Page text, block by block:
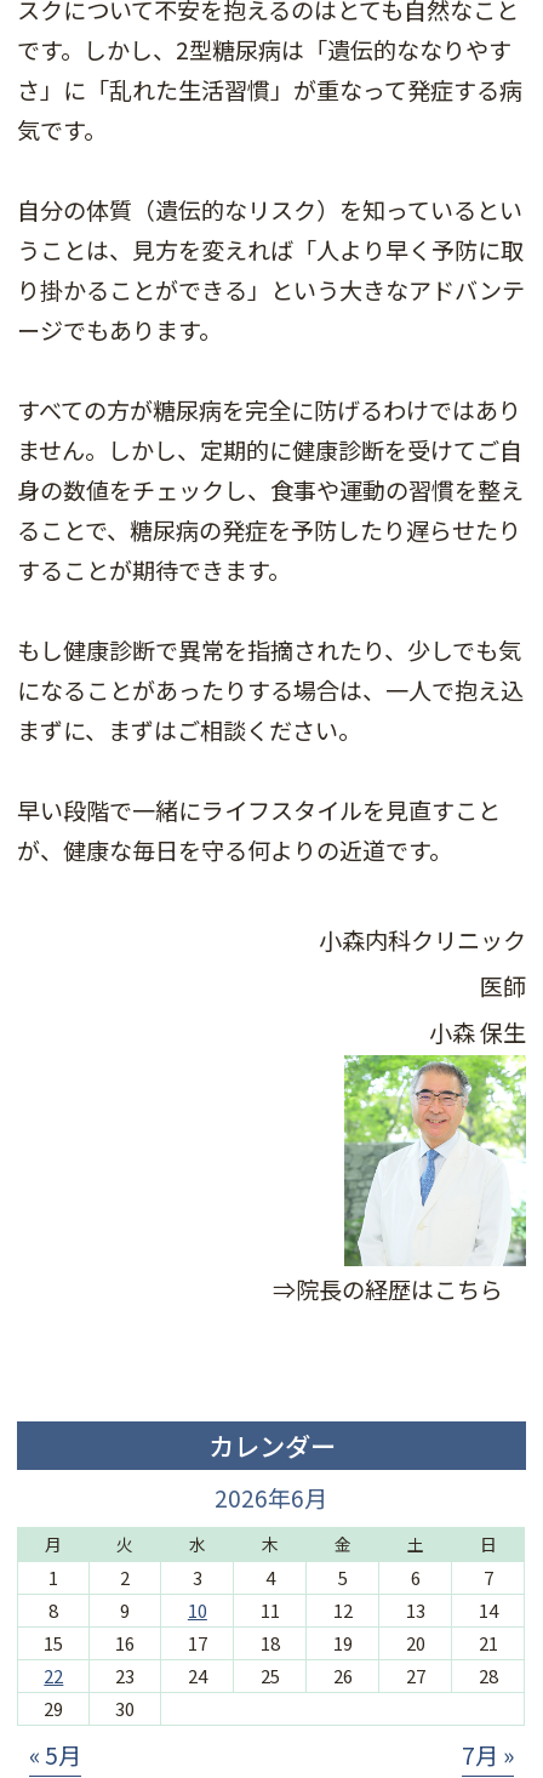
スクについて不安を抱えるのはとても自然なこと
です。しかし、2型糖尿病は「遺伝的ななりやす
さ」に「乱れた生活習慣」が重なって発症する病
気です。
自分の体質（遺伝的なリスク）を知っているとい
うことは、見方を変えれば「人より早く予防に取
り掛かることができる」という大きなアドバンテ
ージでもあります。
すべての方が糖尿病を完全に防げるわけではあり
ません。しかし、定期的に健康診断を受けてご自
身の数値をチェックし、食事や運動の習慣を整え
ることで、糖尿病の発症を予防したり遅らせたり
することが期待できます。
もし健康診断で異常を指摘されたり、少しでも気
になることがあったりする場合は、一人で抱え込
まずに、まずはご相談ください。
早い段階で一緒にライフスタイルを見直すこと
が、健康な毎日を守る何よりの近道です。
小森内科クリニック
医師
小森 保生
⇒院長の経歴はこちら
カレンダー
2026年6月
月 火 水 木 金 土 日
1 2 3 4 5 6
7
8
9 10 11 12 13
14
15
16 17 18 19 20
21
22
23 24 25 26 27
28
29
30
« 5月 7月 »